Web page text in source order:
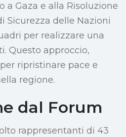
a Gaza e alla Risoluzione
Sicurezza delle Nazioni
per realizzare una
Questo approccio,
ripristinare pace e
regione.
dal Forum
rappresentanti di 43